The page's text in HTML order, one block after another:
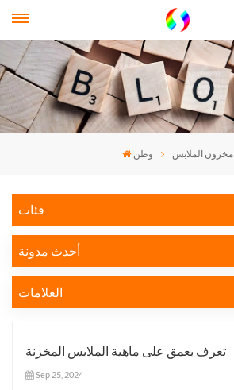
وطن مخزون الملابس
فئات
أحدث مدونة
العلامات
تعرف بعمق على ماهية الملابس المخزنة
Sep 25, 2024